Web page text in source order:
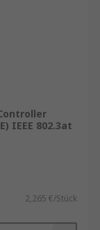
IEEE 802.3at
2,265 €/Stück